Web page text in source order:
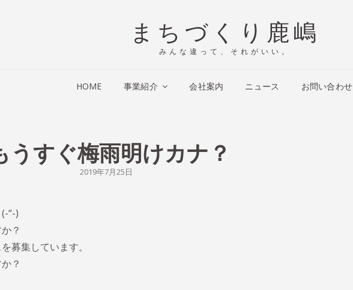
まちづくり鹿嶋
みんな違って、それがいい。
HOME 事業紹介 会社案内 ニュース お問い合わせ
うすぐ梅雨明けカナ？
POSTED
2019年7月25日
“-)
？
募集しています。
？